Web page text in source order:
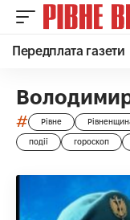
Передплата газети
# Рівне
події гороскоп